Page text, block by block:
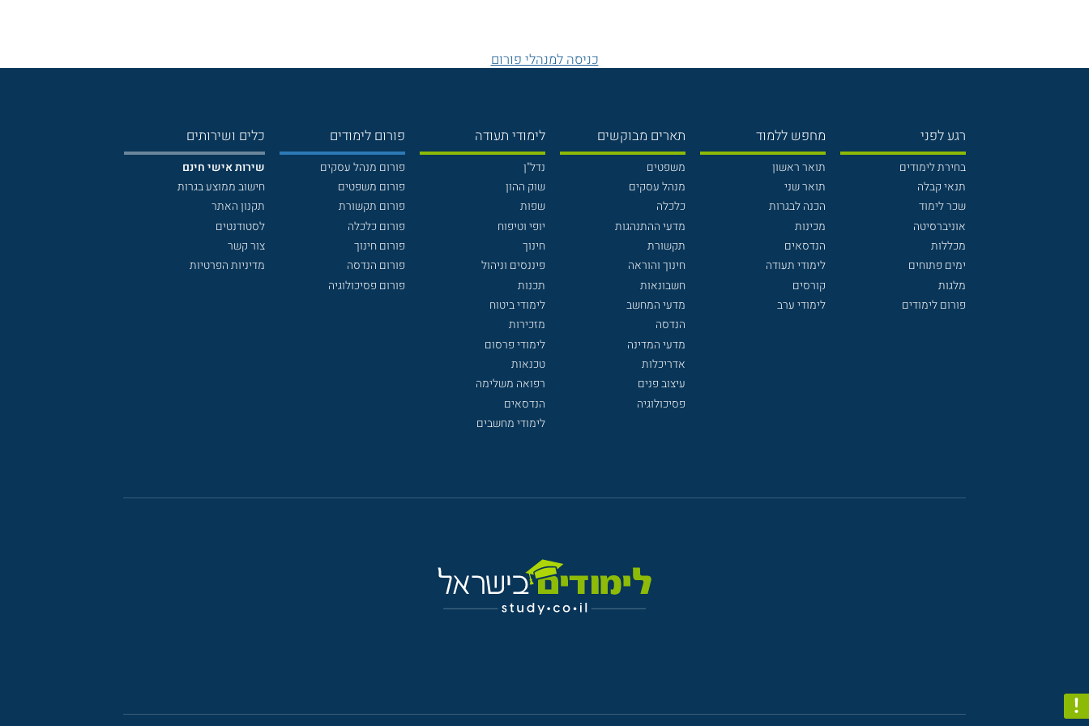
כניסה למנהלי פורום
רגע לפני
בחירת לימודים
תנאי קבלה
שכר לימוד
אוניברסיטה
מכללות
ימים פתוחים
מלגות
פורום לימודים
מחפש ללמוד
תואר ראשון
תואר שני
הכנה לבגרות
מכינות
הנדסאים
לימודי תעודה
קורסים
לימודי ערב
תארים מבוקשים
משפטים
מנהל עסקים
כלכלה
מדעי ההתנהגות
תקשורת
חינוך והוראה
חשבונאות
מדעי המחשב
הנדסה
מדעי המדינה
אדריכלות
עיצוב פנים
פסיכולוגיה
לימודי תעודה
נדל"ן
שוק ההון
שפות
יופי וטיפוח
חינוך
פיננסים וניהול
תכנות
לימודי ביטוח
מזכירות
לימודי פרסום
טכנאות
רפואה משלימה
הנדסאים
לימודי מחשבים
פורום לימודים
פורום מנהל עסקים
פורום משפטים
פורום תקשורת
פורום כלכלה
פורום חינוך
פורום הנדסה
פורום פסיכולוגיה
כלים ושירותים
שירות אישי חינם
חישוב ממוצע בגרות
תקנון האתר
לסטודנטים
צור קשר
מדיניות הפרטיות